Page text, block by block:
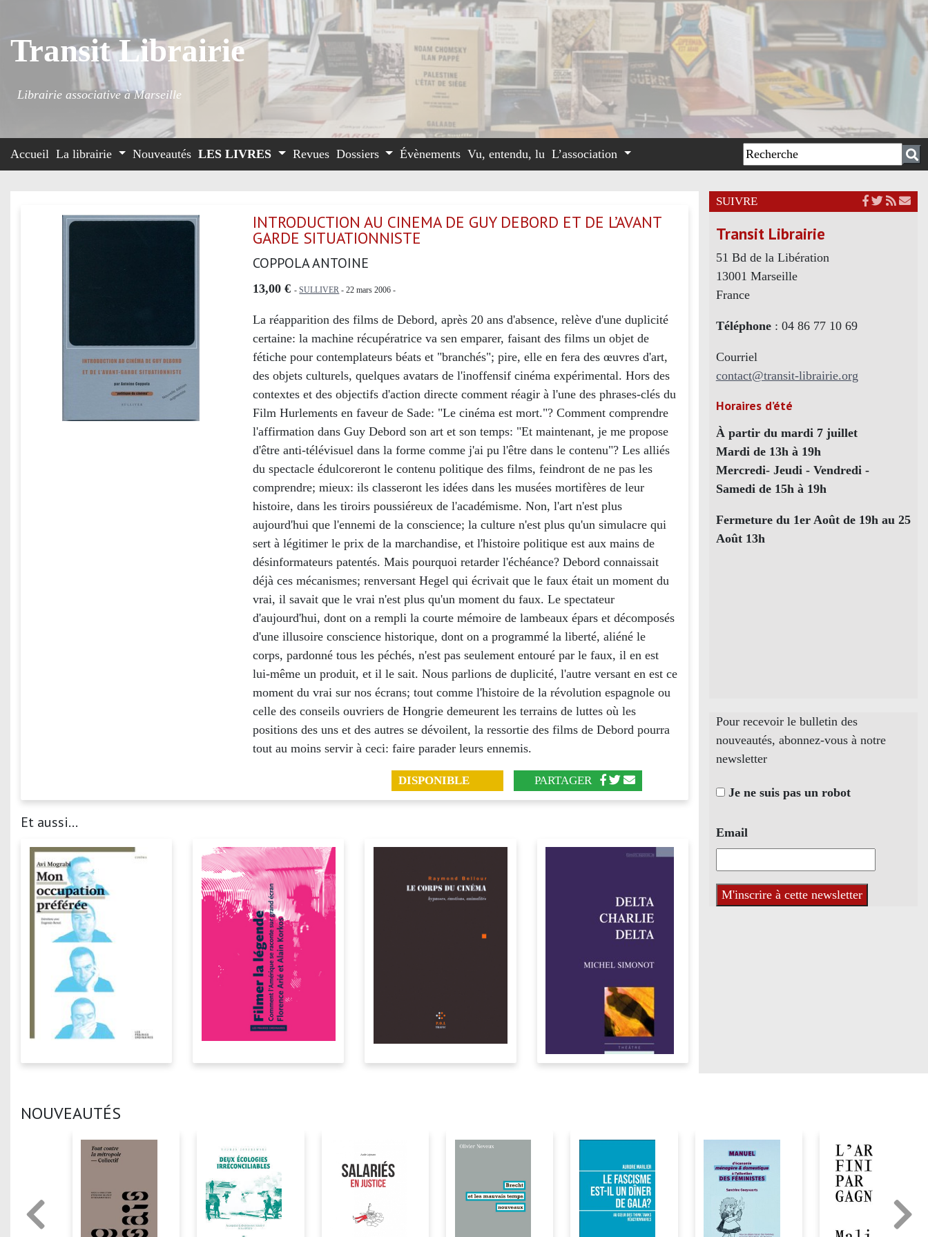
Transit Librairie
Librairie associative à Marseille
Accueil La librairie Nouveautés LES LIVRES Revues Dossiers Évènements Vu, entendu, lu L’association
INTRODUCTION AU CINEMA DE GUY DEBORD ET DE L’AVANT
GARDE SITUATIONNISTE
COPPOLA ANTOINE
13,00 € -SULLIVER - 22 mars 2006 -
La réapparition des films de Debord, après 20 ans d'absence, relève d'une duplicité
certaine: la machine récupératrice va sen emparer, faisant des films un objet de
fétiche pour contemplateurs béats et "branchés"; pire, elle en fera des œuvres d'art,
des objets culturels, quelques avatars de l'inoffensif cinéma expérimental. Hors des
contextes et des objectifs d'action directe comment réagir à l'une des phrases-clés du
Film Hurlements en faveur de Sade: "Le cinéma est mort."? Comment comprendre
l'affirmation dans Guy Debord son art et son temps: "Et maintenant, je me propose
d'être anti-télévisuel dans la forme comme j'ai pu l'être dans le contenu"? Les alliés
du spectacle édulcoreront le contenu politique des films, feindront de ne pas les
comprendre; mieux: ils classeront les idées dans les musées mortifères de leur
histoire, dans les tiroirs poussiéreux de l'académisme. Non, l'art n'est plus
aujourd'hui que l'ennemi de la conscience; la culture n'est plus qu'un simulacre qui
sert à légitimer le prix de la marchandise, et l'histoire politique est aux mains de
désinformateurs patentés. Mais pourquoi retarder l'échéance? Debord connaissait
déjà ces mécanismes; renversant Hegel qui écrivait que le faux était un moment du
vrai, il savait que le vrai n'est plus qu'un moment du faux. Le spectateur
d'aujourd'hui, dont on a rempli la courte mémoire de lambeaux épars et décomposés
d'une illusoire conscience historique, dont on a programmé la liberté, aliéné le
corps, pardonné tous les péchés, n'est pas seulement entouré par le faux, il en est
lui-même un produit, et il le sait. Nous parlions de duplicité, l'autre versant en est ce
moment du vrai sur nos écrans; tout comme l'histoire de la révolution espagnole ou
celle des conseils ouvriers de Hongrie demeurent les terrains de luttes où les
positions des uns et des autres se dévoilent, la ressortie des films de Debord pourra
tout au moins servir à ceci: faire parader leurs ennemis.
DISPONIBLE PARTAGER
Et aussi...
SUIVRE
Transit Librairie
51 Bd de la Libération
13001 Marseille
France
Téléphone: 04 86 77 10 69
Courriel
contact@transit-librairie.org
Horaires d’été
À partir du mardi 7 juillet
Mardi de 13h à 19h
Mercredi- Jeudi - Vendredi -
Samedi de 15h à 19h
Fermeture du 1er Août de 19h au 25
Août 13h
Pour recevoir le bulletin des
nouveautés, abonnez-vous à notre
newsletter
Je ne suis pas un robot
Email
NOUVEAUTÉS